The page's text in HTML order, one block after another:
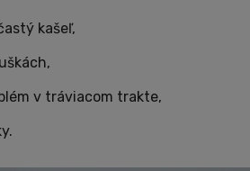
kašeľ,
v tráviacom trakte,